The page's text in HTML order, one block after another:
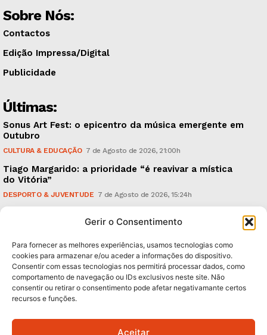
Gerir o Consentimento
Para fornecer as melhores experiências, usamos tecnologias como
cookies para armazenar e/ou aceder a informações do dispositivo.
Consentir com essas tecnologias nos permitirá processar dados, como
comportamento de navegação ou IDs exclusivos neste site. Não
consentir ou retirar o consentimento pode afetar negativamante certos
recursos e funções.
Aceitar
Sobre Nós:
Contactos
Edição Impressa/Digital
Publicidade
Últimas:
Sonus Art Fest: o epicentro da música emergente em
Outubro
CULTURA & EDUCAÇÃO 7 de Agosto de 2026, 21:00h
Tiago Margarido: a prioridade “é reavivar a mística
do Vitória”
DESPORTO & JUVENTUDE 7 de Agosto de 2026, 15:24h
caudais e antecipa situações de risco
Subscreva Newsletter: